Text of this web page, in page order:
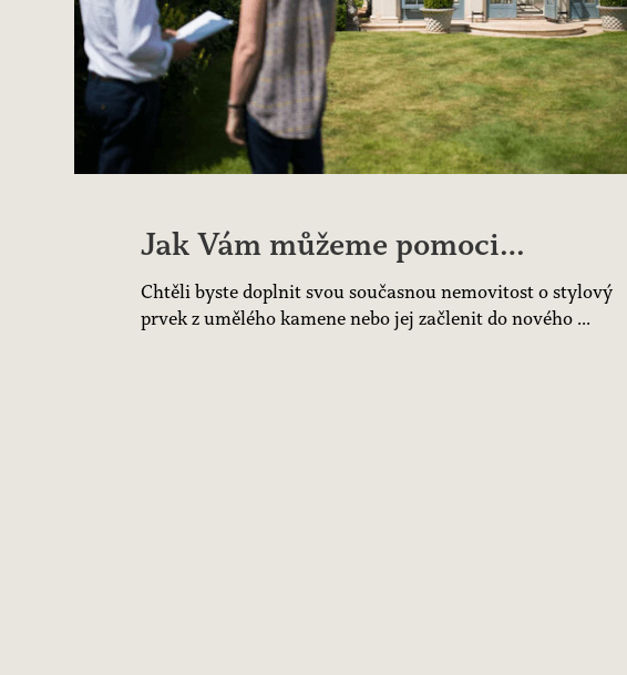
Jak Vám můžeme pomoci…
Chtěli byste doplnit svou současnou nemovitost o stylový
prvek z umělého kamene nebo jej začlenit do nového ...